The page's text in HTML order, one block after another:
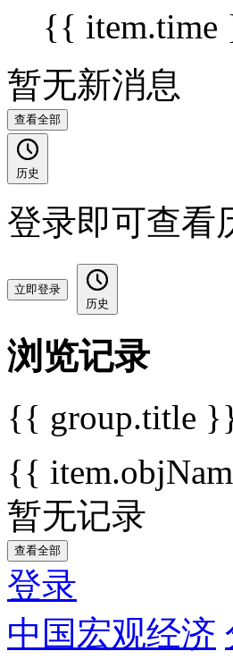
{{ item.time
暂无新消息
查看全部
历史
登录即可查看
立即登录
历史
浏览记录
{{ group.title
{{
暂无记录
查看全部
登录
中国宏观经济